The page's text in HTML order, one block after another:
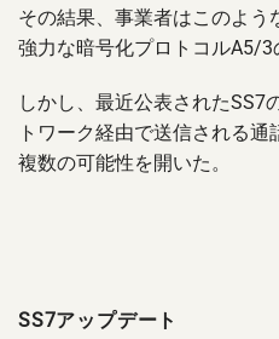
その結果、事業者はこのよう
強力な暗号化プロトコルA5/3
しかし、最近公表されたSS7
トワーク経由で送信される
複数の可能性を開いた。
SS7アップデート